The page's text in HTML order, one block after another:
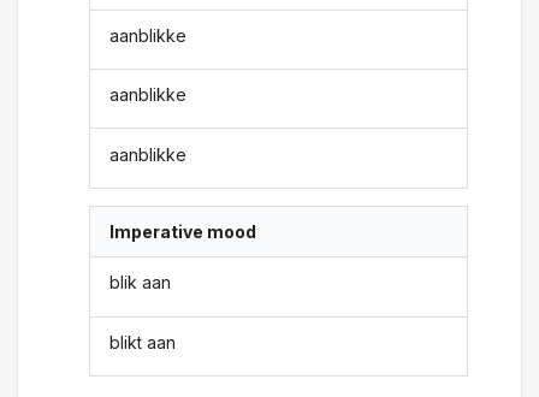
aanblikke
aanblikke
aanblikke
Imperative mood
blik aan
blikt aan